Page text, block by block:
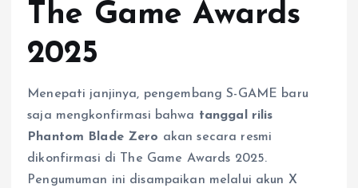
The Game Awards
2025
Menepati janjinya, pengembang S-GAME baru
saja mengkonfirmasi bahwa tanggal rilis
Phantom Blade Zero akan secara resmi
dikonfirmasi di The Game Awards 2025.
Pengumuman ini disampaikan melalui akun X